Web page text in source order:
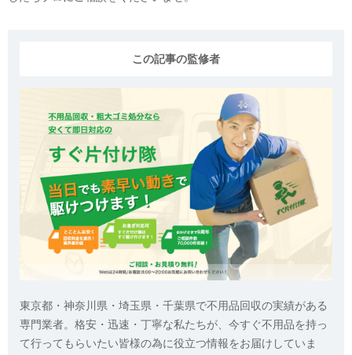
この記事の監修者
東京都・神奈川県・埼玉県・千葉県で不用品回収の実績がある
専門業者。格安・迅速・丁寧な私たちが、今すぐ不用品を持っ
て行ってもらいたい皆様の為に役立つ情報をお届けしていま